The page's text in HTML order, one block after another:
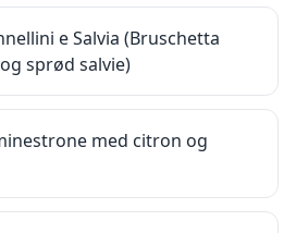
e Salvia (Bruschetta
sprød salvie)
med citron og